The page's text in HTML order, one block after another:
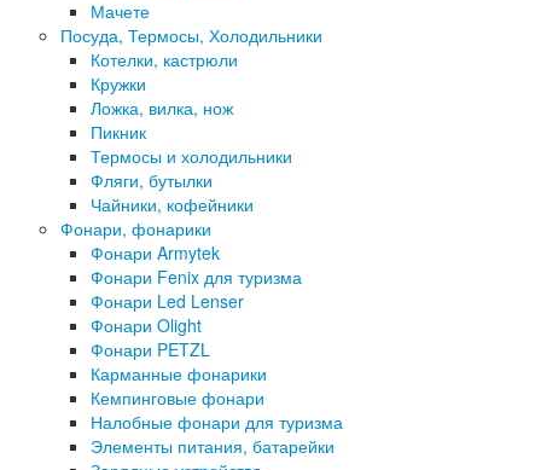
Мачете
Посуда, Термосы, Холодильники
Котелки, кастрюли
Кружки
Ложка, вилка, нож
Пикник
Термосы и холодильники
Фляги, бутылки
Чайники, кофейники
Фонари, фонарики
Фонари Armytek
Фонари Fenix для туризма
Фонари Led Lenser
Фонари Olight
Фонари PETZL
Карманные фонарики
Кемпинговые фонари
Налобные фонари для туризма
Элементы питания, батарейки